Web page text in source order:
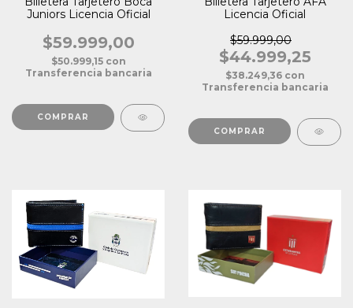
Juniors Licencia Oficial
$59.999,00
$50.999,15 con
Transferencia bancaria
Licencia Oficial
$59.999,00
$44.999,25
$38.249,36 con
Transferencia bancaria